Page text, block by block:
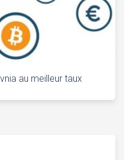
au meilleur taux